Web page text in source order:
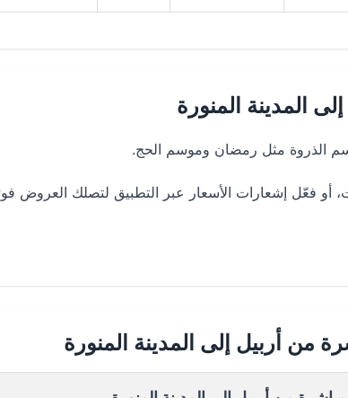
المدينة المنورة
الذروة مثل رمضان وموسم الحج.
فعّل إشعارات الأسعار عبر التطبيق لتصلك العروض
من أربيل إلى المدينة المنورة